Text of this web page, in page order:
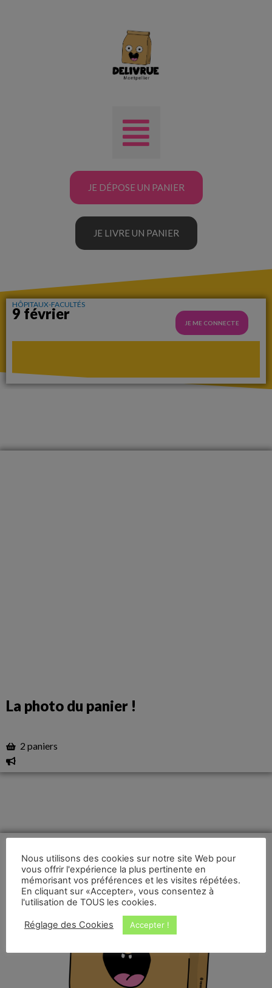
JE DÉPOSE UN PANIER
JE LIVRE UN PANIER
HÔPITAUX-FACULTÉS
9 février
JE ME CONNECTE
La photo du panier !
2 paniers
Nous utilisons des cookies sur notre site Web pour
vous offrir l'expérience la plus pertinente en
mémorisant vos préférences et les visites répétées.
En cliquant sur «Accepter», vous consentez à
l'utilisation de TOUS les cookies.
Réglage des Cookies Accepter !